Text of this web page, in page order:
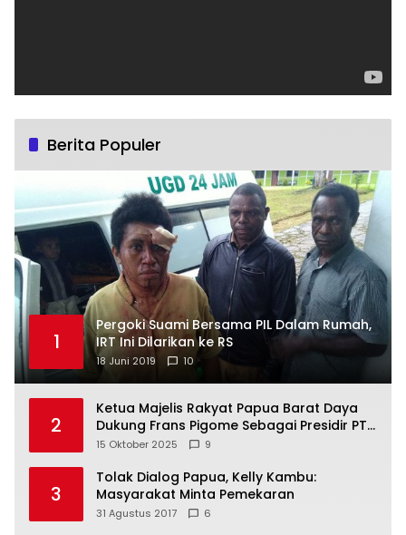
Berita Populer
1
Pergoki Suami Bersama PIL Dalam Rumah,
IRT Ini Dilarikan ke RS
18 Juni 2019 10
2
Ketua Majelis Rakyat Papua Barat Daya
Dukung Frans Pigome Sebagai Presidir PT
Freeport Indonesia
15 Oktober 2025 9
3
Tolak Dialog Papua, Kelly Kambu:
Masyarakat Minta Pemekaran
31 Agustus 2017 6